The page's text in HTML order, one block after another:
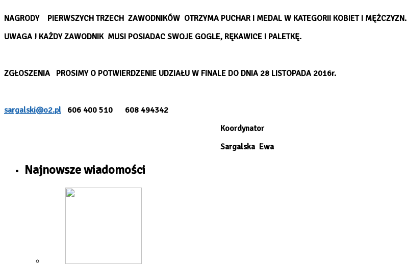
NAGRODY
PIERWSZYCH TRZECH ZAWODNIKÓW OTRZYMA PUCHAR I MEDAL W KATEGORII KOBIET I MĘŻCZYZN.
UWAGA ! KAŻDY ZAWODNIK MUSI POSIADAC SWOJE GOGLE, RĘKAWICE I PALETKĘ.
ZGŁOSZENIA PROSIMY O POTWIERDZENIE UDZIAŁU W FINALE DO DNIA 28 LISTOPADA 2016r.
sargalski@o2.pl 606 400 510 608 494342
Koordynator
Sargalska Ewa
Najnowsze wiadomości